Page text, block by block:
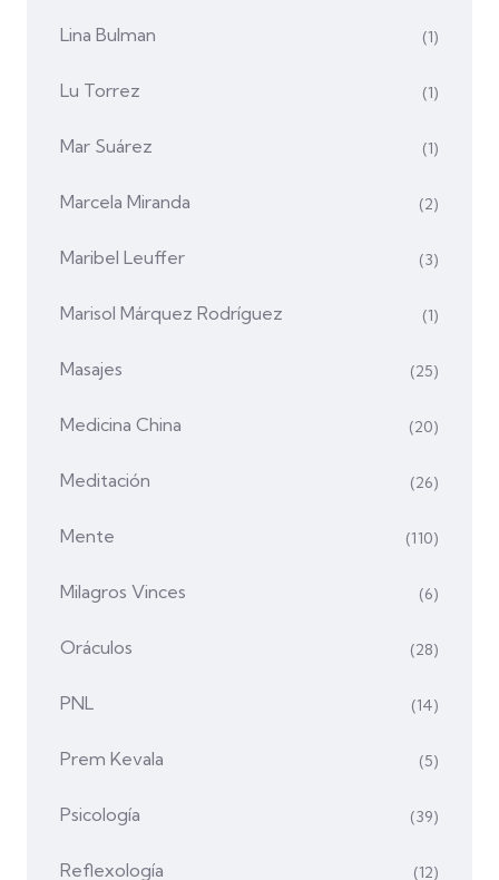
Lina Bulman (1)
Lu Torrez (1)
Mar Suárez (1)
Marcela Miranda (2)
Maribel Leuffer (3)
Marisol Márquez Rodríguez (1)
Masajes (25)
Medicina China (20)
Meditación (26)
Mente (110)
Milagros Vinces (6)
Oráculos (28)
PNL (14)
Prem Kevala (5)
Psicología (39)
Reflexología (12)